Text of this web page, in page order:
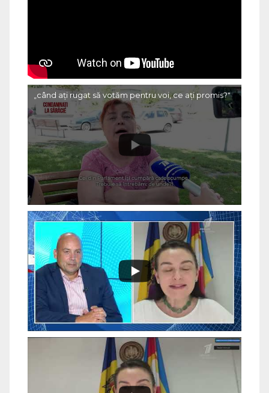
„când ați rugat să votăm pentru voi, ce ați promis?"